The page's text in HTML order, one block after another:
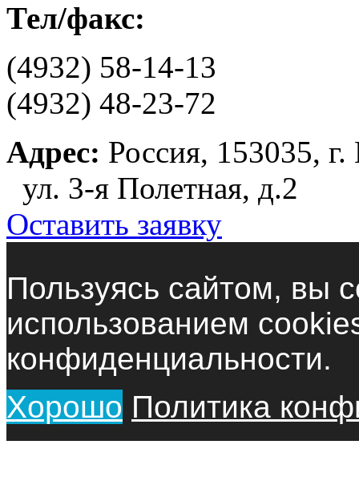
Тел/факс:
(4932) 58-14-13
(4932) 48-23-72
Адрес: Россия, 153035,
ул. 3-я Полетная, д.2
Оставить заявку
Пользуясь сайтом, вы
использованием
конфиденциальности.
Хорошо Политика